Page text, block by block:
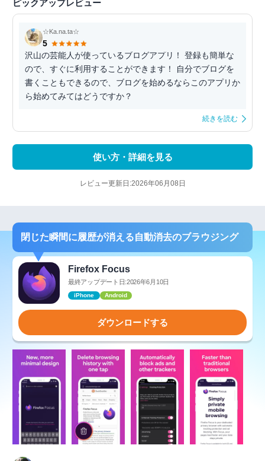
ピックアップレビュー
☆Ka.na.ta☆
5
沢山の芸能人が使っているブログアプリ！ 登録も簡単な
ので、すぐに利用することができます！ 自分でブログを
書くこともできるので、ブログを始めるならこのアプリか
ら始めてみてはどうですか？
続きを読む
使い方・詳細を見る
レビュー更新日:2026年06月08日
閉じた瞬間に履歴が消える自動消去のブラウジング
Firefox Focus
最終アップデート日:2026年6月10日
iPhone Android
ダウンロードする